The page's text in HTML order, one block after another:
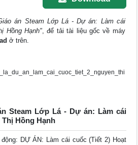
án Steam Lớp Lá - Dự án: Làm cái
Hồng Hạnh", để tải tài liệu gốc về máy
ở trên.
Steam Lớp Lá - Dự án: Làm cái
Hồng Hạnh
DỰ ÁN: Làm cái cuốc (Tiết 2) Hoạt